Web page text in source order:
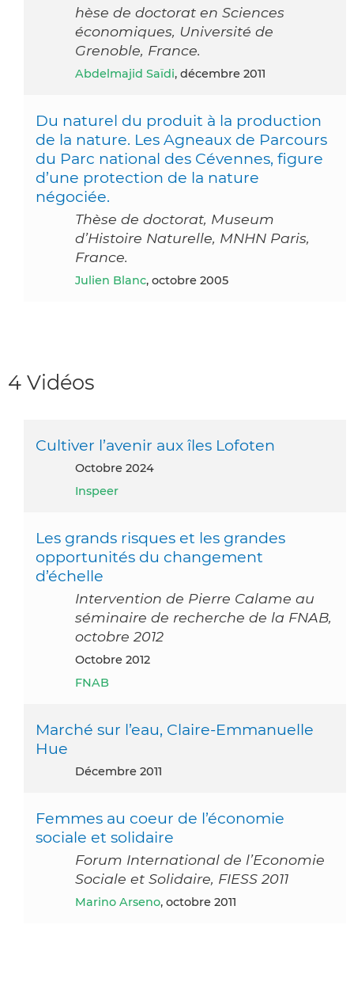
hèse de doctorat en Sciences
économiques, Université de
Grenoble, France.
Abdelmajid Saïdi, décembre 2011
Du naturel du produit à la production
de la nature. Les Agneaux de Parcours
du Parc national des Cévennes, figure
d’une protection de la nature
négociée.
Thèse de doctorat, Museum
d’Histoire Naturelle, MNHN Paris,
France.
Julien Blanc, octobre 2005
4 Vidéos
Cultiver l’avenir aux îles Lofoten
octobre 2024
Inspeer
Les grands risques et les grandes
opportunités du changement
d’échelle
Intervention de Pierre Calame au
séminaire de recherche de la FNAB,
octobre 2012
octobre 2012
FNAB
Marché sur l’eau, Claire-Emmanuelle
Hue
décembre 2011
Femmes au coeur de l’économie
sociale et solidaire
Forum International de l’Economie
Sociale et Solidaire, FIESS 2011
Marino Arseno, octobre 2011